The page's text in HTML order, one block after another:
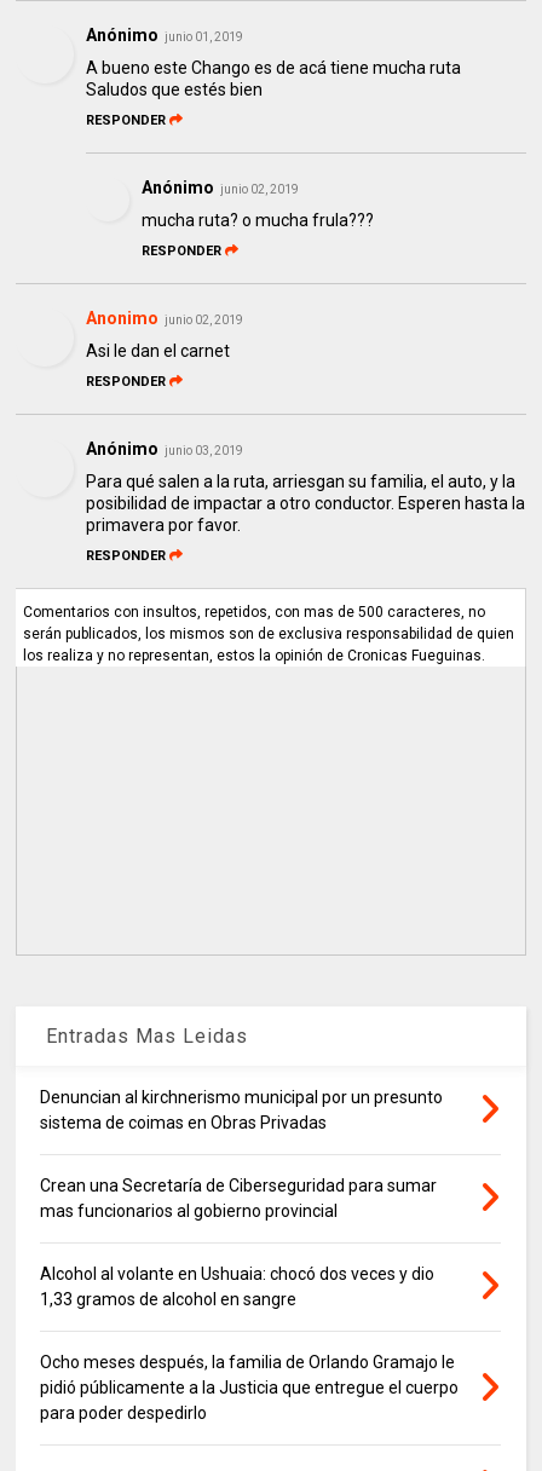
Anónimo junio 01, 2019
A bueno este Chango es de acá tiene mucha ruta
Saludos que estés bien
RESPONDER
Anónimo junio 02, 2019
mucha ruta? o mucha frula???
RESPONDER
Anonimo junio 02, 2019
Asi le dan el carnet
RESPONDER
Anónimo junio 03, 2019
Para qué salen a la ruta, arriesgan su familia, el auto, y la
posibilidad de impactar a otro conductor. Esperen hasta la
primavera por favor.
RESPONDER
Comentarios con insultos, repetidos, con mas de 500 caracteres, no
serán publicados, los mismos son de exclusiva responsabilidad de quien
los realiza y no representan, estos la opinión de Cronicas Fueguinas.
Entradas Mas Leidas
Denuncian al kirchnerismo municipal por un presunto
sistema de coimas en Obras Privadas
Crean una Secretaría de Ciberseguridad para sumar
mas funcionarios al gobierno provincial
Alcohol al volante en Ushuaia: chocó dos veces y dio
1,33 gramos de alcohol en sangre
Ocho meses después, la familia de Orlando Gramajo le
pidió públicamente a la Justicia que entregue el cuerpo
para poder despedirlo